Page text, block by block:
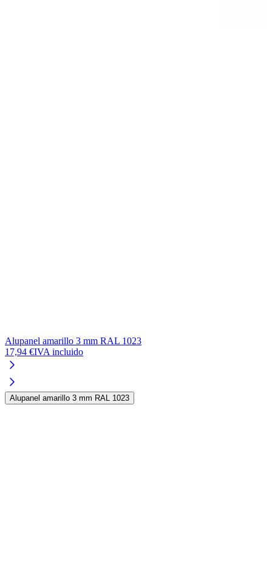
Alupanel amarillo 3 mm RAL 1023
17,94 €IVA incluido
Alupanel amarillo 3 mm RAL 1023